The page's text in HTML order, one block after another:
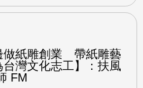
做紙雕創業 帶紙雕藝
灣文化志工】：扶風
FM